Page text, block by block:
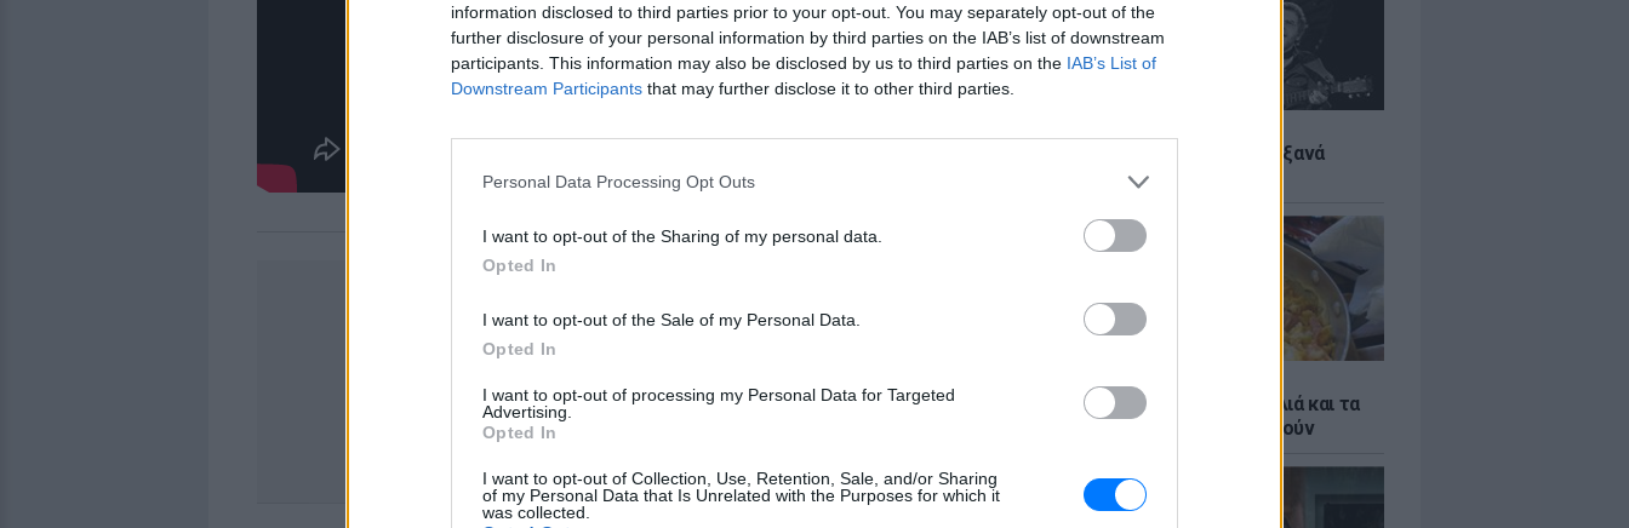
information disclosed to third parties prior to your opt-out. You may separately opt-out of the
further disclosure of your personal information by third parties on the IAB’s list of downstream
participants. This information may also be disclosed by us to third parties on the IAB’s List of
Downstream Participants that may further disclose it to other third parties.
Personal Data Processing Opt Outs
I want to opt-out of the Sharing of my personal data.
Opted In
I want to opt-out of the Sale of my Personal Data.
Opted In
I want to opt-out of processing my Personal Data for Targeted
Advertising.
Opted In
I want to opt-out of Collection, Use, Retention, Sale, and/or Sharing
of my Personal Data that Is Unrelated with the Purposes for which it
was collected.
5 one-hit wonders που έγιναν ξανά
διάσημοι από… ατύχημα
Ελληνικό γιαούρτι: Μία κουταλιά και τα
scrambled eggs θα απογειωθούν
ΔΙΑΦΗΜΙΣΗ